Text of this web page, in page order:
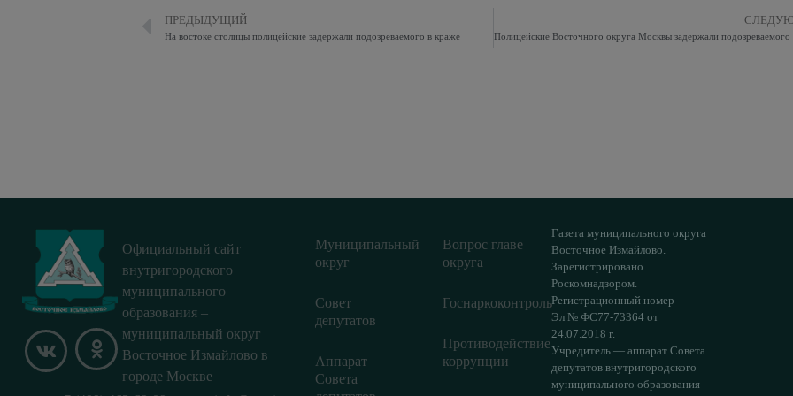
ПРЕДЫДУЩИЙ
На востоке столицы полицейские задержали подозреваемого в краже
Официальный сайт
внутригородского
муниципального
образования –
муниципальный округ
Восточное Измайлово в
городе Москве
Муниципальный
округ
Совет
депутатов
Аппарат
Совета
Вопрос главе
округа
Госнаркоконтроль
Противодействие
коррупции
Газета муниципального округа
Восточное Измайлово.
Зарегистрировано
Роскомнадзором.
Регистрационный номер
Эл № ФС77-73364 от
24.07.2018 г.
Учредитель — аппарат Совета
депутатов внутригородского
муниципального образования –